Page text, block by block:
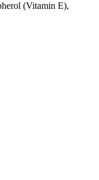
(Vitamin E),